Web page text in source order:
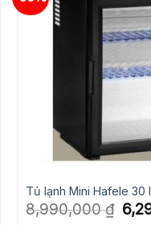
Tủ lạnh Mini Hafele 30
8,990,000₫
Giá
gốc